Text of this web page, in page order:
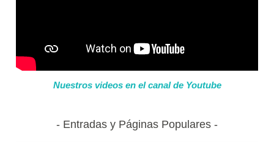
Nuestros videos en el canal de Youtube
Entradas y Páginas Populares